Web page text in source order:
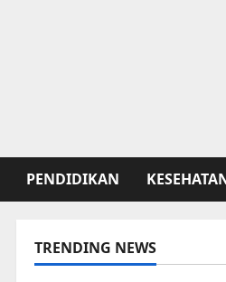
PENDIDIKAN
TRENDING NEWS